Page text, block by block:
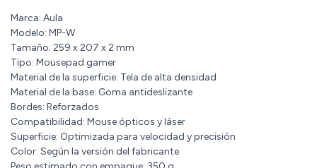
Marca: Aula
Modelo: MP-W
Tamaño: 259 x 207 x 2 mm
Tipo: Mousepad gamer
Material de la superficie: Tela de alta densidad
Material de la base: Goma antideslizante
Bordes: Reforzados
Compatibilidad: Mouse ópticos y láser
Superficie: Optimizada para velocidad y precisión
Color: Según la versión del fabricante